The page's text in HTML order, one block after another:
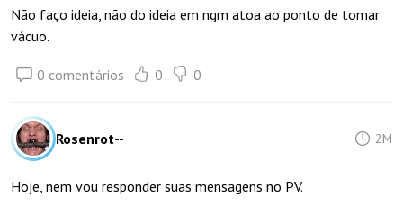
Não faço ideia, não do ideia em ngm atoa ao ponto de tomar
vácuo.
0 comentários 0 0
Rosenrot-- 2M
Hoje, nem vou responder suas mensagens no PV.